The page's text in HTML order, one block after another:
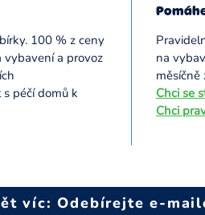
100 % z ceny
a provoz
péčí domů k
na
měsíčně
Chci se
Chci
víc: Odebírejte e-